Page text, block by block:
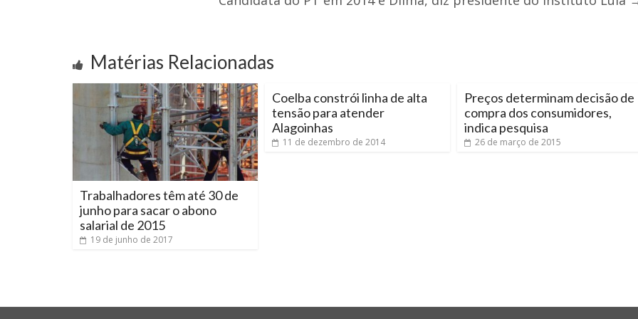
Matérias Relacionadas
Trabalhadores têm até 30 de
junho para sacar o abono
salarial de 2015
19 de junho de 2017
Coelba constrói linha de alta
tensão para atender
Alagoinhas
11 de dezembro de 2014
Preços determinam decisão de
compra dos consumidores,
indica pesquisa
26 de março de 2015